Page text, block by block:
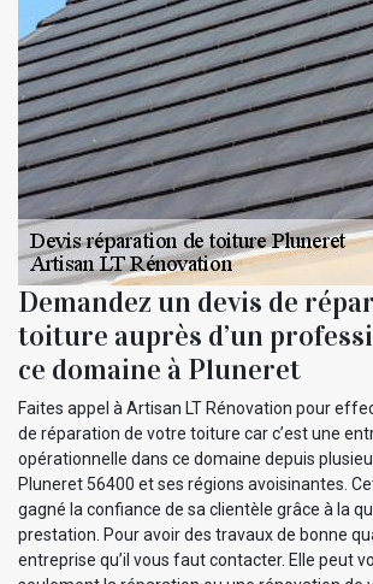
Demandez un devis de
toiture auprès d’un
ce domaine à Pluneret
Faites appel à Artisan LT Rénovation pour
de réparation de votre toiture car c’est une
opérationnelle dans ce domaine depuis
Pluneret 56400 et ses régions avoisinantes.
gagné la confiance de sa clientèle grâce à la
prestation. Pour avoir des travaux de bonne
entreprise qu’il vous faut contacter. Elle peut